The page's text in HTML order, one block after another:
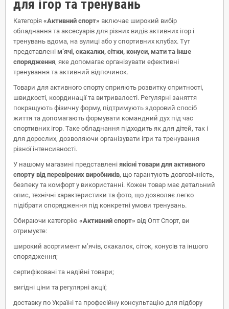
для ігор та тренувань
Категорія «Активний спорт» включає широкий вибір
обладнання та аксесуарів для різних видів активних ігор і
тренувань вдома, на вулиці або у спортивних клубах. Тут
представлені м’ячі, скакалки, сітки, конуси, мати та інше
спорядження, яке допомагає організувати ефективні
тренування та активний відпочинок.
Товари для активного спорту сприяють розвитку спритності,
швидкості, координації та витривалості. Регулярні заняття
покращують фізичну форму, підтримують здоровий спосіб
життя та допомагають формувати командний дух під час
спортивних ігор. Таке обладнання підходить як для дітей, так і
для дорослих, дозволяючи організувати ігри та тренування
різної інтенсивності.
У нашому магазині представлені якісні товари для активного
спорту від перевірених виробників, що гарантують довговічність,
безпеку та комфорт у використанні. Кожен товар має детальний
опис, технічні характеристики та фото, що дозволяє легко
підібрати спорядження під конкретні умови тренувань.
Обираючи категорію «Активний спорт» від Опт Спорт, ви
отримуєте:
широкий асортимент м’ячів, скакалок, сіток, конусів та іншого
спорядження;
сертифіковані та надійні товари;
вигідні ціни та регулярні акції;
доставку по Україні та професійну консультацію для підбору